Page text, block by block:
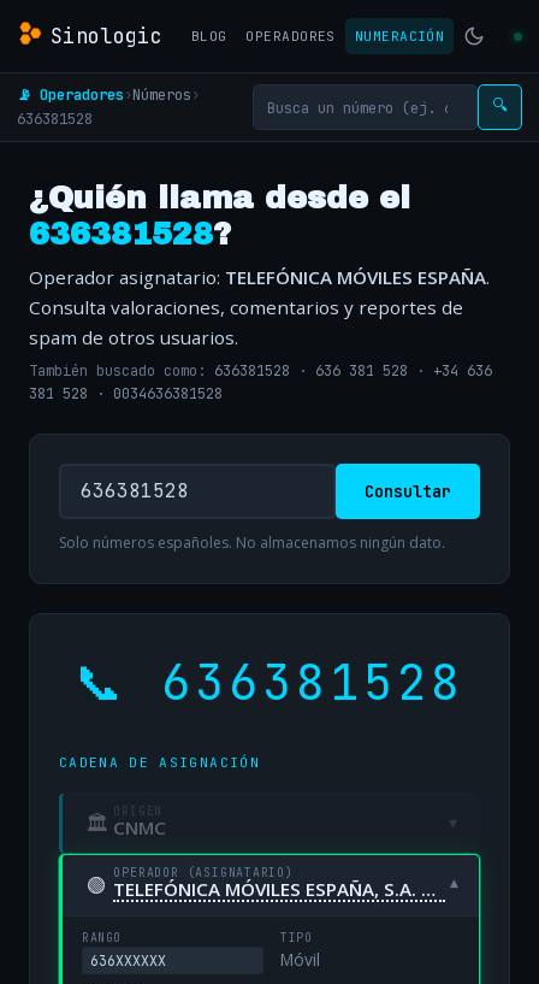
Sinologic BLOG OPERADORES NUMERACIÓN
📡 Operadores›Números›
636381528
🔍
¿Quién llama desde el
636381528?
Operador asignatario: TELEFÓNICA MÓVILES ESPAÑA.
Consulta valoraciones, comentarios y reportes de
spam de otros usuarios.
También buscado como: 636381528 · 636 381 528 · +34 636
381 528 · 0034636381528
Consultar
Solo números españoles. No almacenamos ningún dato.
📞 636381528
CADENA DE ASIGNACIÓN
🏛 ORIGEN
CNMC ▾
🟢 OPERADOR (ASIGNATARIO)
TELEFÓNICA MÓVILES ESPAÑA, S.A. UNIPERSONAL ▾
RANGO
636XXXXXX
TIPO
Móvil